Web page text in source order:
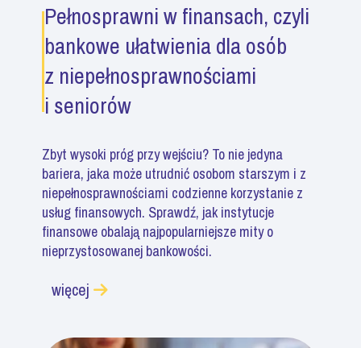
Pełnosprawni w finansach, czyli
bankowe ułatwienia dla osób
z niepełnosprawnościami
i seniorów
Zbyt wysoki próg przy wejściu? To nie jedyna
bariera, jaka może utrudnić osobom starszym i z
niepełnosprawnościami codzienne korzystanie z
usług finansowych. Sprawdź, jak instytucje
finansowe obalają najpopularniejsze mity o
nieprzystosowanej bankowości.
więcej